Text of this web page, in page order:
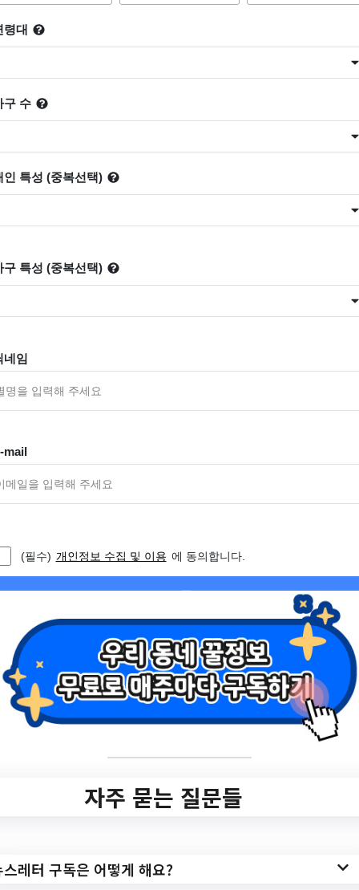
📩Top 3 소식❕
1. 활기찬 일상생활!
'체력관리로 건강한
몸' 만드세요~ [체력
측정 및 운동상담]
https://www.hometip.so/bridge/활기찬 일상
생활! '체력관리로 건강한 몸' 만드세요~ [체
bs/B0000022/view.do?
nttId=10667344&siteSe=healthcare&men
작성일: 2023-08-23 ~
동작구육아종합지
원센터 대체교사 채
용공고
✅ 지원 소식 상세 보기 ▼
종합지원센터 대체교사 채용공고/?
자주 묻는 질문들
스레터 구독은 어떻게 해요?